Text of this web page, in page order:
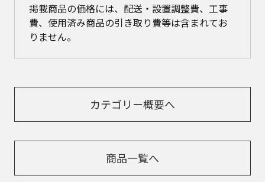
掲載商品の価格には、配送・設置調整費、工事
費、使用済み商品の引き取り費等は含まれてお
りません。
カテゴリー概要へ
商品一覧へ